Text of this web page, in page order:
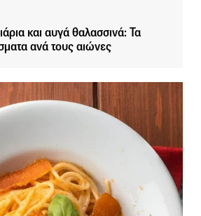
και αυγά θαλασσινά: Τα
ανά τους αιώνες